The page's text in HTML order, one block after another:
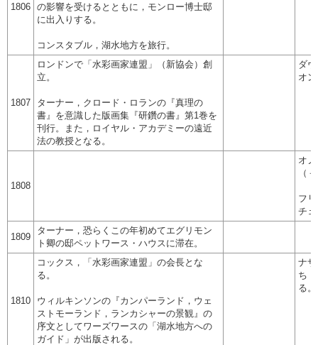
1806 の影響を受けるとともに，モンロー博士邸
に出入りする。
コンスタブル，湖水地方を旅行。
1807
ロンドンで「水彩画家連盟」（新協会）創
立。
ターナー，クロード・ロランの『真理の
書』を意識した版画集『研鑽の書』第1巻を
刊行。また，ロイヤル・アカデミーの遠近
法の教授となる。
ダ
オ
1808
オ
（
フ
チ
1809
ターナー，恐らくこの年初めてエグリモン
ト卿の邸ペットワース・ハウスに滞在。
1810
コックス，「水彩画家連盟」の会長とな
る。
ウィルキンソンの『カンパーランド，ウェ
ストモーランド，ランカシャーの景観』の
序文としてワーズワースの「湖水地方への
ガイド」が出版される。
ナ
ち
る。